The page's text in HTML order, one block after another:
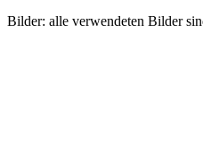
Bilder: alle verwendeten Bilder